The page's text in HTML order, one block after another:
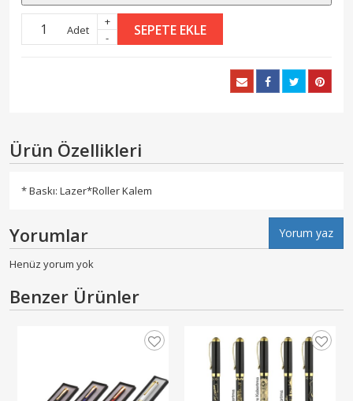
Adet
+
-
SEPETE EKLE
Ürün Özellikleri
* Baskı: Lazer*Roller Kalem
Yorumlar Yorum yaz
Henüz yorum yok
Benzer Ürünler